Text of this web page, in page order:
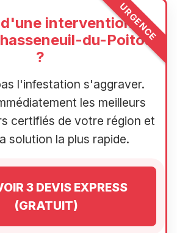
URGENCE
intervention
du-Poitou
?
l'infestation s'aggraver.
les meilleurs
certifiés de votre région et
solution la plus rapide.
3 DEVIS EXPRESS
(GRATUIT)